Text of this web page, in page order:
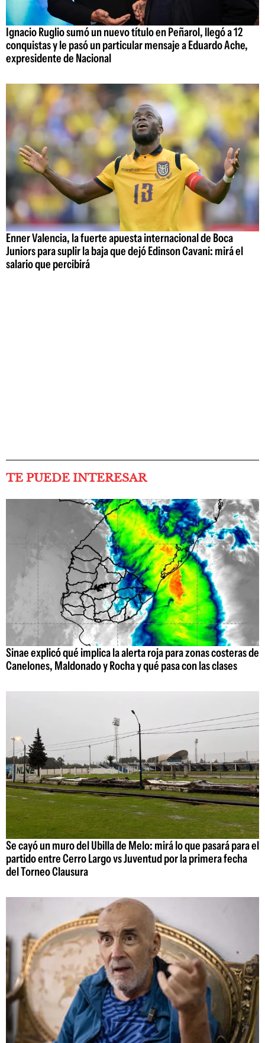
Ignacio Ruglio sumó un nuevo título en Peñarol, llegó a 12
conquistas y le pasó un particular mensaje a Eduardo Ache,
expresidente de Nacional
Enner Valencia, la fuerte apuesta internacional de Boca
Juniors para suplir la baja que dejó Edinson Cavani: mirá el
salario que percibirá
TE PUEDE INTERESAR
Sinae explicó qué implica la alerta roja para zonas costeras de
Canelones, Maldonado y Rocha y qué pasa con las clases
Se cayó un muro del Ubilla de Melo: mirá lo que pasará para el
partido entre Cerro Largo vs Juventud por la primera fecha
del Torneo Clausura